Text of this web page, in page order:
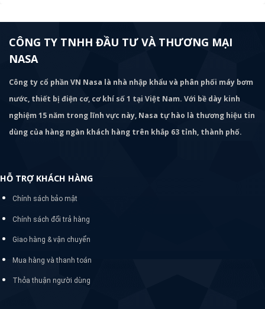
Công ty cổ phần VN Nasa là nhà nhập khẩu và phân phối máy bơm
nước, thiết bị điện cơ, cơ khí số 1 tại Việt Nam. Với bề dày kinh
nghiệm 15 năm trong lĩnh vực này, Nasa tự hào là thương hiệu tin
HỖ TRỢ KHÁCH HÀNG
Giao hàng & vận chuyển
Mua hàng và thanh toán
Thỏa thuận người dùng
THÔNG TIN LIÊN HỆ
Văn Phòng: Số 31 Ngõ 109 Sở Thượng, P Hoàng Mai, Hà Nội